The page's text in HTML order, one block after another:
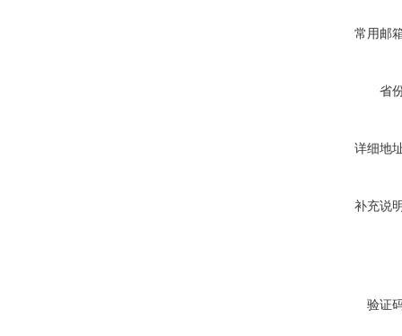
常用邮
省
详细地
补充说
验证